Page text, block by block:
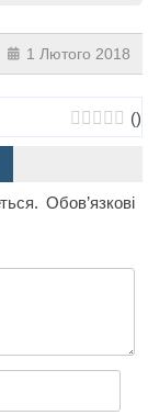
мова 4
1 Лютого 2018
()
Обов’язкові